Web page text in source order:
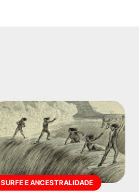
SURFE E ANCESTRALIDADE